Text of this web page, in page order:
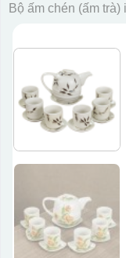
Bộ ấm chén (ấm trà)